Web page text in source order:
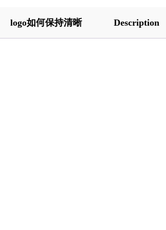
logo如何保持清晰 Description